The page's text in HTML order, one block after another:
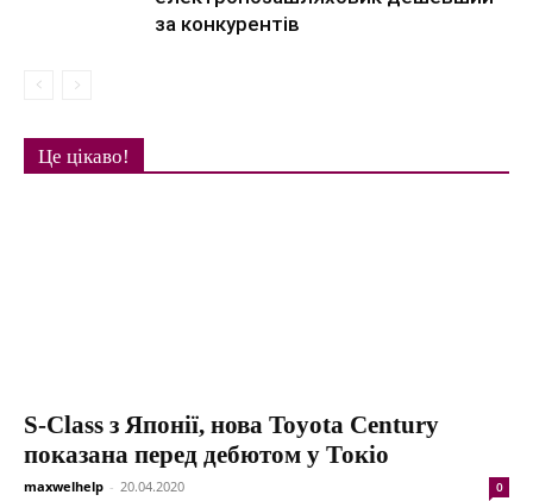
за конкурентів
Це цікаво!
S-Class з Японії, нова Toyota Century
показана перед дебютом у Токіо
maxwelhelp - 20.04.2020 0